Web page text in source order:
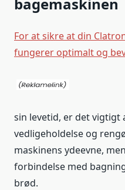
For at sikre at din
fungerer optimalt og
sin levetid, er det
vedligeholdelse og
maskinens ydeevne,
forbindelse med
brød.